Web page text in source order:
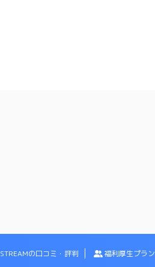
STREAMの口コミ・評判 福利厚生プラン